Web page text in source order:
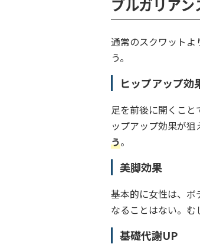
ブルガリア
通常のスクワットよ
う。
ヒップアップ効
足を前後に開くこ
ップアップ効果が狙
う。
美脚効果
基本的に女性は、ボ
なることはない。む
基礎代謝UP